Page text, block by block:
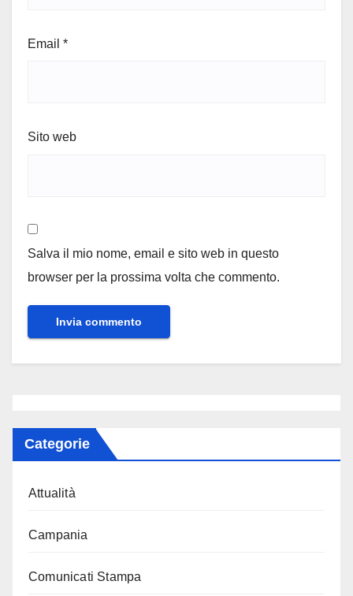
Email *
Sito web
Salva il mio nome, email e sito web in questo
browser per la prossima volta che commento.
Categorie
Attualità
Campania
Comunicati Stampa